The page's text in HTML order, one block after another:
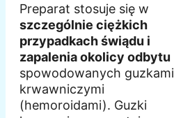
Preparat stosuje się w
szczególnie ciężkich
przypadkach świądu i
zapalenia okolicy odbytu
spowodowanych guzkami
krwawniczymi
(hemoroidami). Guzki